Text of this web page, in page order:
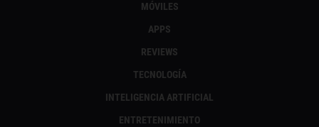
MÓVILES
APPS
REVIEWS
TECNOLOGÍA
INTELIGENCIA ARTIFICIAL
ENTRETENIMIENTO